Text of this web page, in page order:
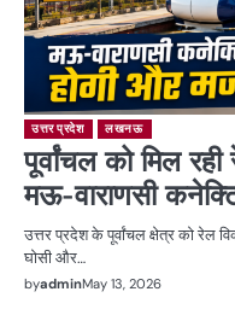
उत्तर प्रदेश लखनऊ
पूर्वांचल को मिल
मऊ-वाराणसी
उत्तर प्रदेश के पूर्वांचल क्षेत्र को रेल
घोसी और…
byadminMay 13, 2026